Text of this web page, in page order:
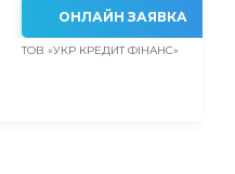
ОНЛАЙН ЗАЯВКА
ТОВ «УКР КРЕДИТ ФІНАНС»